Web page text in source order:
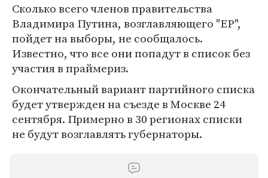
Сколько всего членов правительства
Владимира Путина, возглавляющего "ЕР",
пойдет на выборы, не сообщалось.
Известно, что все они попадут в список без
участия в праймериз.
Окончательный вариант партийного списка
будет утвержден на съезде в Москве 24
сентября. Примерно в 30 регионах списки
не будут возглавлять губернаторы.